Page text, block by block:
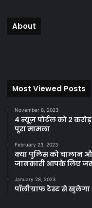
About
Most Viewed Posts
November 8, 2023
4 न्यूज़ पोर्टल को 2
पूरा मामला
February 23, 2023
क्या पुलिस को चालान
जानकारी आपके लिए
January 28, 2023
पॉलीग्राफ टेस्ट से खुलेगा